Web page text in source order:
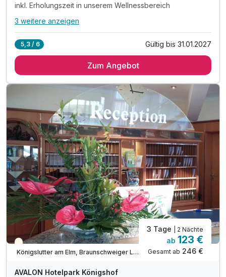
inkl. Erholungszeit in unserem Wellnessbereich
Alle Inklusivleistungen
2 x reichhaltiges Frühstücksbuffet
inkl. Erholungszeit in unserem Wellnessbereich
inkl. Entspannung in unserer Vitalsauna
inkl. kuschligem Leihsaunatuch und Leihbademantel
inkl. Nutzung W-Lan
3 weitere anzeigen
5,3 / 6 Gültig bis 31.01.2027
Zum Angebot
Teilweise ausgelastet
Königslutter am Elm, Braunschweiger Land
3 Tage | 2 Nächte
ab 123 €
Gesamt ab 246 €
AVALON Hotelpark Königshof